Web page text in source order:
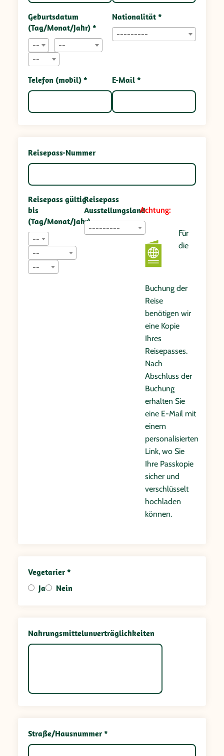
Geburtsdatum
(Tag/Monat/Jahr) *
--
--
--
Nationalität *
---------
Telefon (mobil) * E-Mail *
Reisepass-Nummer
Reisepass gültig
bis
(Tag/Monat/Jahr)
--
--
--
Reisepass
Ausstellungsland
---------
Achtung:
Für
die
Buchung der
Reise
benötigen wir
eine Kopie
Ihres
Reisepasses.
Nach
Abschluss der
Buchung
erhalten Sie
eine E-Mail mit
einem
personalisierten
Link, wo Sie
Ihre Passkopie
sicher und
verschlüsselt
hochladen
können.
Vegetarier *
Ja
Nein
Nahrungsmittelunverträglichkeiten
Straße/Hausnummer *